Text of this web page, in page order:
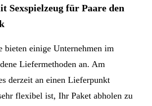
Sexspielzeug für Paare den
bieten einige Unternehmen im
Liefermethoden an. Am
derzeit an einen Lieferpunkt
flexibel ist, Ihr Paket abholen zu